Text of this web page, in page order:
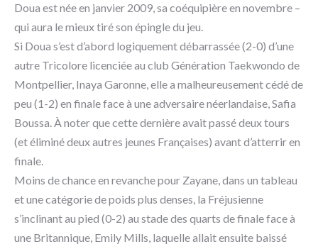
Doua est née en janvier 2009, sa coéquipière en novembre –
qui aura le mieux tiré son épingle du jeu.
Si Doua s’est d’abord logiquement débarrassée (2-0) d’une
autre Tricolore licenciée au club Génération Taekwondo de
Montpellier, Inaya Garonne, elle a malheureusement cédé de
peu (1-2) en finale face à une adversaire néerlandaise, Safia
Boussa. À noter que cette dernière avait passé deux tours
(et éliminé deux autres jeunes Françaises) avant d’atterrir en
finale.
Moins de chance en revanche pour Zayane, dans un tableau
et une catégorie de poids plus denses, la Fréjusienne
s’inclinant au pied (0-2) au stade des quarts de finale face à
une Britannique, Emily Mills, laquelle allait ensuite baissé